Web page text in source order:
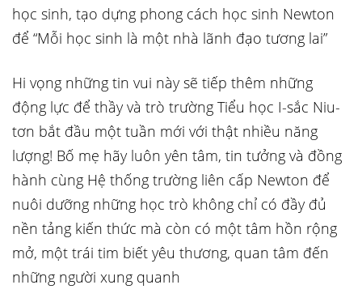
học sinh, tạo dựng phong cách học sinh Newton
để “Mỗi học sinh là một nhà lãnh đạo tương lai”
Hi vọng những tin vui này sẽ tiếp thêm những
động lực để thầy và trò trường Tiểu học I-sắc Niu-
tơn bắt đầu một tuần mới với thật nhiều năng
lượng! Bố mẹ hãy luôn yên tâm, tin tưởng và đồng
hành cùng Hệ thống trường liên cấp Newton để
nuôi dưỡng những học trò không chỉ có đầy đủ
nền tảng kiến thức mà còn có một tâm hồn rộng
mở, một trái tim biết yêu thương, quan tâm đến
những người xung quanh